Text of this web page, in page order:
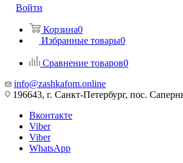
Войти
Корзина0
Избранные товары0
Сравнение товаров0
info@zashkafom.online
196643, г. Санкт-Петербург, пос.
Вконтакте
Viber
Viber
WhatsApp